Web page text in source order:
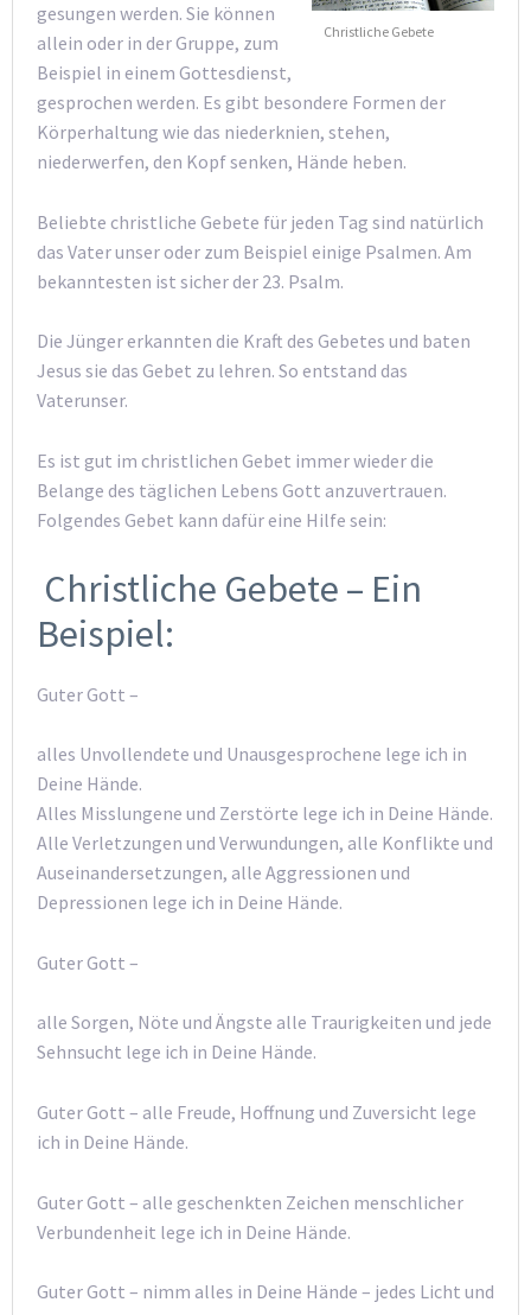
Christliche Gebete
gesungen werden. Sie können
allein oder in der Gruppe, zum
Beispiel in einem Gottesdienst,
gesprochen werden. Es gibt besondere Formen der
Körperhaltung wie das niederknien, stehen,
niederwerfen, den Kopf senken, Hände heben.
Beliebte christliche Gebete für jeden Tag sind natürlich
das Vater unser oder zum Beispiel einige Psalmen. Am
bekanntesten ist sicher der 23. Psalm.
Die Jünger erkannten die Kraft des Gebetes und baten
Jesus sie das Gebet zu lehren. So entstand das
Vaterunser.
Es ist gut im christlichen Gebet immer wieder die
Belange des täglichen Lebens Gott anzuvertrauen.
Folgendes Gebet kann dafür eine Hilfe sein:
Christliche Gebete – Ein
Beispiel:
Guter Gott –
alles Unvollendete und Unausgesprochene lege ich in
Deine Hände.
Alles Misslungene und Zerstörte lege ich in Deine Hände.
Alle Verletzungen und Verwundungen, alle Konflikte und
Auseinandersetzungen, alle Aggressionen und
Depressionen lege ich in Deine Hände.
Guter Gott –
alle Sorgen, Nöte und Ängste alle Traurigkeiten und jede
Sehnsucht lege ich in Deine Hände.
Guter Gott – alle Freude, Hoffnung und Zuversicht lege
ich in Deine Hände.
Guter Gott – alle geschenkten Zeichen menschlicher
Verbundenheit lege ich in Deine Hände.
Guter Gott – nimm alles in Deine Hände – jedes Licht und